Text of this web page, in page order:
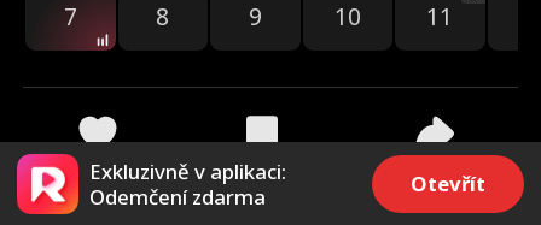
7 8 9 10 11
5k 4.2k Sdílet
Exkluzivně v aplikaci:
Odemčení zdarma
Otevřít